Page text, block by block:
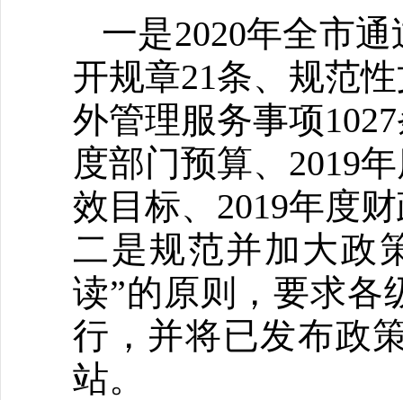
一是2020年全市
开规章21条、规范
外管理服务事项
度部门预算、2019
效目标、2019年度
二是规范并加大政
读”的原则，要求各
行，并将已发布政
站。